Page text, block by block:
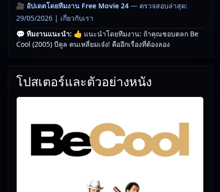
🎥 อัปเดตโดยทีมงาน Free Movie 24 — ตรวจสอบล่าสุด:
29/05/2026 | เกี่ยวกับเรา
💬 ทีมงานแนะนำ: 👍 แนะนำโดยทีมงาน: ถ้าคุณชอบตลก Be
Cool (2005) บีคูล คนเหลี่ยมเจ๋ง! คืออีกเรื่องที่ต้องลอง
โปสเตอร์และตัวอย่างหนัง